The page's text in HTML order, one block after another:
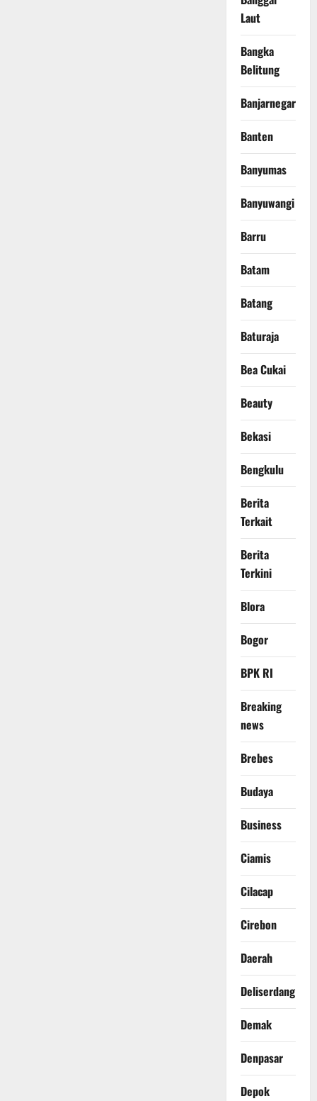
Laut
Bangka
Belitung
Banjarnegara
Banten
Banyumas
Banyuwangi
Barru
Batam
Batang
Baturaja
Bea Cukai
Beauty
Bekasi
Bengkulu
Berita
Terkait
Berita
Terkini
Blora
Bogor
BPK RI
Breaking
news
Brebes
Budaya
Business
Ciamis
Cilacap
Cirebon
Daerah
Deliserdang
Demak
Denpasar
Depok